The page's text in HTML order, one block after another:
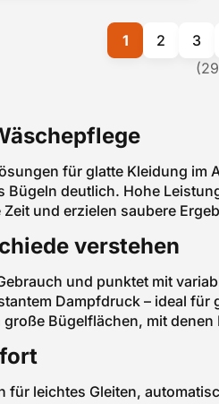
1 2 3
für glatte Kleidung
Bügeln deutlich. Hohe
und erzielen saubere
verstehen
und punktet mit
Dampfdruck – ideal
Bügelflächen, mit
für leichtes Gleiten,